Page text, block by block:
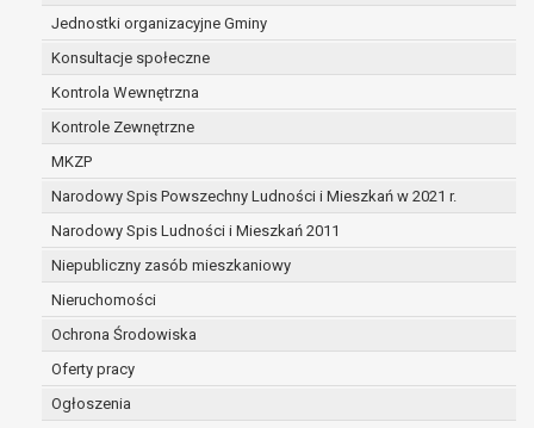
Jednostki organizacyjne Gminy
Konsultacje społeczne
Kontrola Wewnętrzna
Kontrole Zewnętrzne
MKZP
Narodowy Spis Powszechny Ludności i Mieszkań w 2021 r.
Narodowy Spis Ludności i Mieszkań 2011
Niepubliczny zasób mieszkaniowy
Nieruchomości
Ochrona Środowiska
Oferty pracy
Ogłoszenia
czasu ustalenia czy prawnie uzasadnione
są nadrzędne wobec podstawy sprzeciwu;
prawo do przenoszenia danych na podstawie art.
spełnione są następujące przesłanki:
dane dotyczą lub na podstawie zgody
przetwarzanie odbywa się w sposób
prawo sprzeciwu wobec przetwarzania danych na
przetwarzania danych osobowych, którego
niezbędność przetwarzania do wykonania
publicznym lub w ramach sprawowania
niezbędność przetwarzania do celów
Z przyczyn związanych z Pani/Pana szczególną